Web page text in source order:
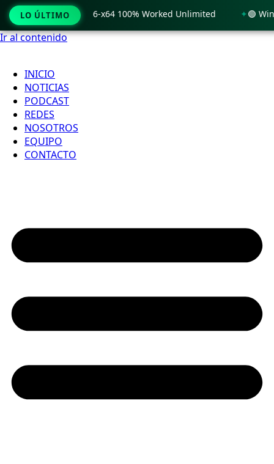
Ir al contenido
INICIO
NOTICIAS
PODCAST
REDES
NOSOTROS
EQUIPO
CONTACTO
LO ÚLTIMO
11 x86-x64 100% Worked Unlimited 🟢 WinRAR